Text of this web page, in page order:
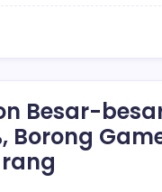
Besar-
Borong